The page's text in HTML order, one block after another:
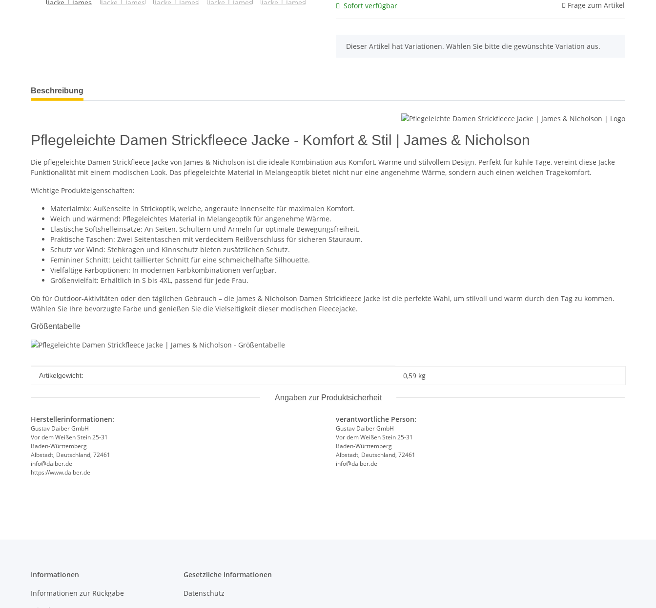
Sofort verfügbar Frage zum Artikel
x
Dieser Artikel hat Variationen. Wählen Sie bitte die gewünschte Variation aus.
weitere Registerkarten anzeigen
Beschreibung
Pflegeleichte Damen Strickfleece Jacke - Komfort & Stil | James & Nicholson
Die pflegeleichte Damen Strickfleece Jacke von James & Nicholson ist die ideale Kombination aus Komfort, Wärme und stilvollem Design. Perfekt für kühle Tage, vereint diese Jacke
Funktionalität mit einem modischen Look. Das pflegeleichte Material in Melangeoptik bietet nicht nur eine angenehme Wärme, sondern auch einen weichen Tragekomfort.
Wichtige Produkteigenschaften:
Materialmix: Außenseite in Strickoptik, weiche, angeraute Innenseite für maximalen Komfort.
Weich und wärmend: Pflegeleichtes Material in Melangeoptik für angenehme Wärme.
Elastische Softshelleinsätze: An Seiten, Schultern und Ärmeln für optimale Bewegungsfreiheit.
Praktische Taschen: Zwei Seitentaschen mit verdecktem Reißverschluss für sicheren Stauraum.
Schutz vor Wind: Stehkragen und Kinnschutz bieten zusätzlichen Schutz.
Femininer Schnitt: Leicht taillierter Schnitt für eine schmeichelhafte Silhouette.
Vielfältige Farboptionen: In modernen Farbkombinationen verfügbar.
Größenvielfalt: Erhältlich in S bis 4XL, passend für jede Frau.
Ob für Outdoor-Aktivitäten oder den täglichen Gebrauch – die James & Nicholson Damen Strickfleece Jacke ist die perfekte Wahl, um stilvoll und warm durch den Tag zu kommen.
Wählen Sie Ihre bevorzugte Farbe und genießen Sie die Vielseitigkeit dieser modischen Fleecejacke.
Größentabelle
Produkteigenschaft
Wert
Artikelgewicht: 0,59 kg
Angaben zur Produktsicherheit
Herstellerinformationen:
Gustav Daiber GmbH
Vor dem Weißen Stein 25-31
Baden-Württemberg
Albstadt, Deutschland, 72461
info@daiber.de
https://www.daiber.de
verantwortliche Person:
Gustav Daiber GmbH
Vor dem Weißen Stein 25-31
Baden-Württemberg
Albstadt, Deutschland, 72461
info@daiber.de
Informationen
Informationen zur Rückgabe
Gesetzliche Informationen
Datenschutz